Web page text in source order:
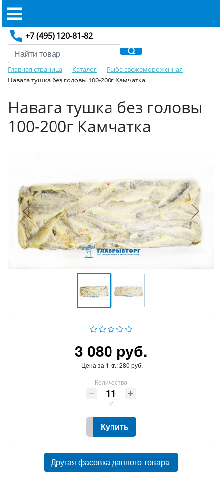
+7 (495) 120-81-82
Главная страница Каталог
Рыба свежемороженная
Навага тушка без головы 100-200г Камчатка
Навага тушка без головы
100-200г Камчатка
3 080 руб.
Цена за 1 кг.:280 руб.
Количество
кг
Купить
Другая фасовка данного товара